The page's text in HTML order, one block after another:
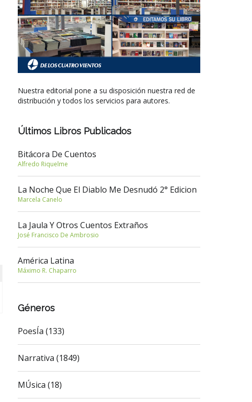
Nuestra editorial pone a su disposición nuestra red de
distribución y todos los servicios para autores.
Últimos Libros Publicados
Bitácora De Cuentos
Alfredo Riquelme
La Noche Que El Diablo Me Desnudó 2° Edicion
Marcela Canelo
La Jaula Y Otros Cuentos Extraños
José Francisco De Ambrosio
América Latina
Máximo R. Chaparro
Géneros
PoesÍa (133)
Narrativa (1849)
MÚsica (18)